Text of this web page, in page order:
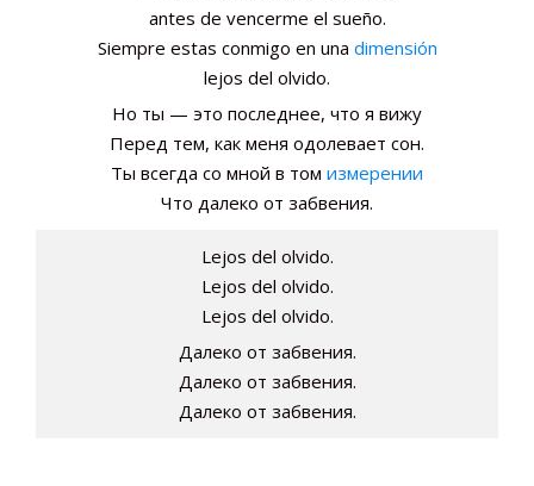
antes de vencerme el sueño.
Siempre estas conmigo en una dimensión
lejos del olvido.
Но ты — это последнее, что я вижу
Перед тем, как меня одолевает сон.
Ты всегда со мной в том измерении
Что далеко от забвения.
Lejos del olvido.
Lejos del olvido.
Lejos del olvido.
Далеко от забвения.
Далеко от забвения.
Далеко от забвения.